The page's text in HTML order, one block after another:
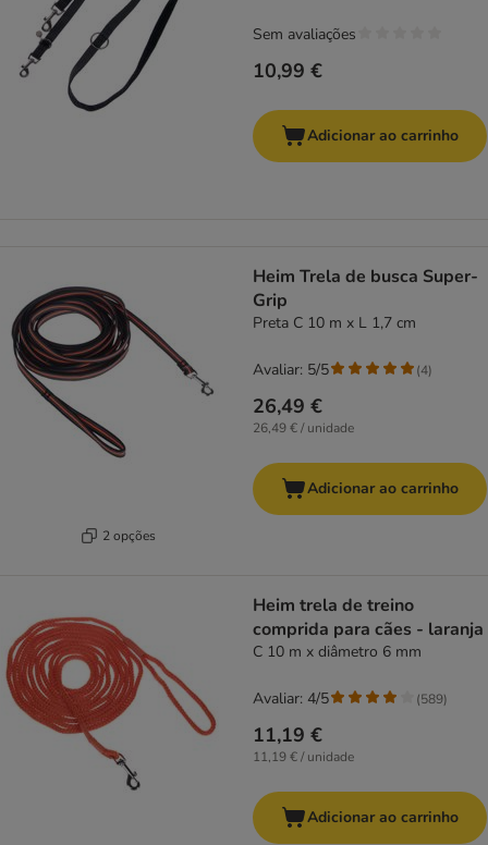
10,99 €
Sem avaliações
Adicionar ao carrinho
2 opções
Heim Trela de busca Super-
Grip
Preta C 10 m x L 1,7 cm
26,49 €
26,49 € / unidade
Avaliar: 5/5 (4)
Adicionar ao carrinho
Heim trela de treino
comprida para cães - laranja
C 10 m x diâmetro 6 mm
11,19 €
11,19 € / unidade
Avaliar: 4/5 (589)
Adicionar ao carrinho